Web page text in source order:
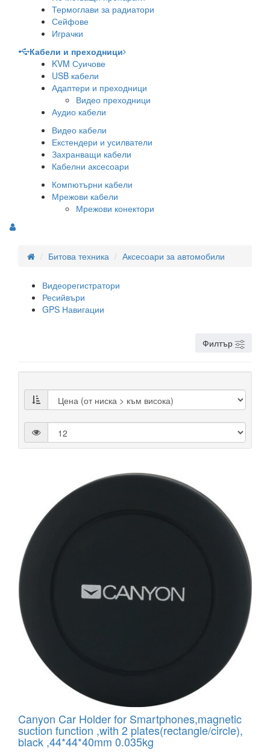
Термоглави за радиатори
Сейфове
Играчки
Кабели и преходници
KVM Суичове
USB кабели
Адаптери и преходници
Видео преходници
Аудио кабели
Видео кабели
Екстендери и усилватели
Захранващи кабели
Кабелни аксесоари
Компютърни кабели
Мрежови кабели
Мрежови конектори
Битова техника Аксесоари за автомобили
Видеорегистратори
Ресийвъри
GPS Навигации
Филтър
Canyon Car Holder for Smartphones,magnetic
suction function ,with 2 plates(rectangle/circle),
black ,44*44*40mm 0.035kg